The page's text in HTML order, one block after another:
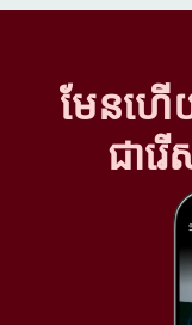
មែនហើ
ជារ